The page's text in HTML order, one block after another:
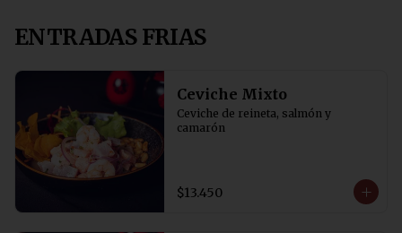
ENTRADAS FRIAS
Ceviche Mixto
Ceviche de reineta, salmón y
camarón
$13.450